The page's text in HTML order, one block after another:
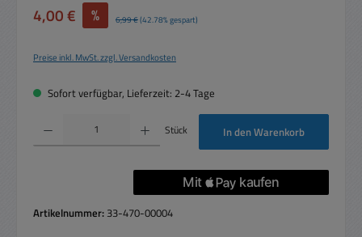
Verkaufspreis:
4,00 € % Regulärer Preis:
6,99 €(42.78% gespart)
Preise inkl. MwSt. zzgl. Versandkosten
Sofort verfügbar, Lieferzeit: 2-4 Tage
Produkt Anzahl: Gib den gewünschten Wert ein oder benutze die Schaltflächen um
Stück In den Warenkorb
Artikelnummer: 33-470-00004